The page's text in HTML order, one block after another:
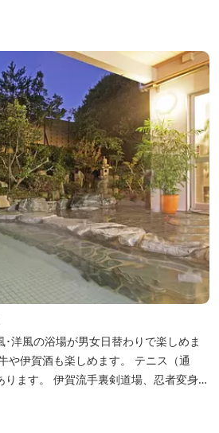
風呂から眺める湖は、遮るものがな
･洋風の浴場が男女日替わりで楽しめま
や伊賀酒も楽しめます。 テニス（通
ます。 伊賀流手裏剣道場、忍者変身処
※日替わりランチ、日替わり薬湯